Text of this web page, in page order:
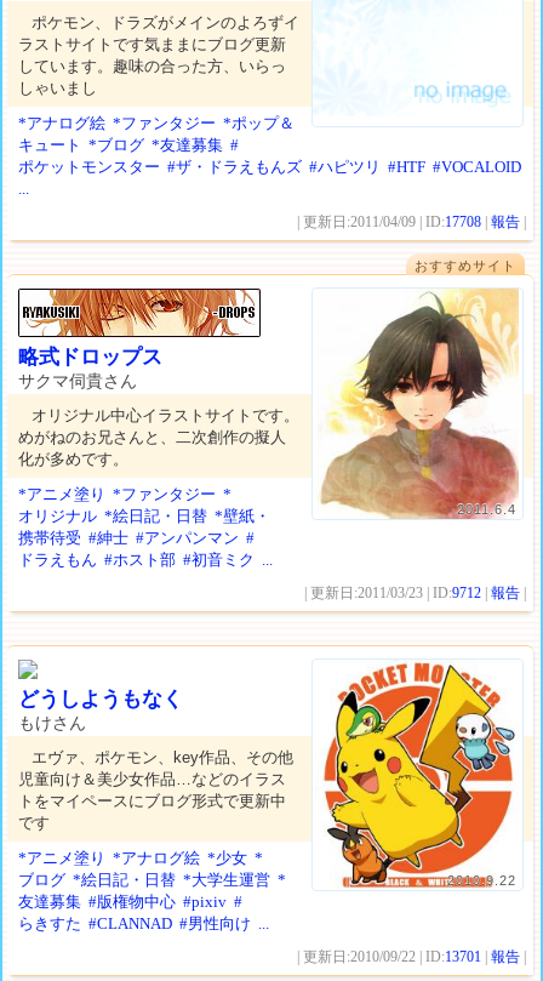
ポケモン、ドラズがメインのよろずイ
ラストサイトです気ままにブログ更新
しています。趣味の合った方、いらっ
しゃいまし
*アナログ絵 *ファンタジー *ポップ＆
キュート
*ブログ *友達募集 #
ポケットモンスター #ザ・ドラえもんズ #ハピツリ #HTF #VOCALOID
...
| 更新日:2011/04/09 | ID:17708 |報告
おすすめサイト
2011.6.4
略式ドロップス
サクマ伺貴さん
オリジナル中心イラストサイトです。
めがねのお兄さんと、二次創作の擬人
化が多めです。
*アニメ塗り
*ファンタジー *
オリジナル *絵日記・日替 *壁紙・
携帯待受 #紳士 #アンパンマン #
ドラえもん #ホスト部 #初音ミク ...
| 更新日:2011/03/23 | ID:9712 |報告
2010.9.22
どうしようもなく
もけさん
エヴァ、ポケモン、key作品、その他
児童向け＆美少女作品…などのイラス
トをマイペースにブログ形式で更新中
です
*アニメ塗り
*アナログ絵 *少女 *
ブログ *絵日記・日替 *大学生運営 *
友達募集 #版権物中心 #pixiv #
らきすた #CLANNAD #男性向け ...
| 更新日:2010/09/22 | ID:13701 |報告